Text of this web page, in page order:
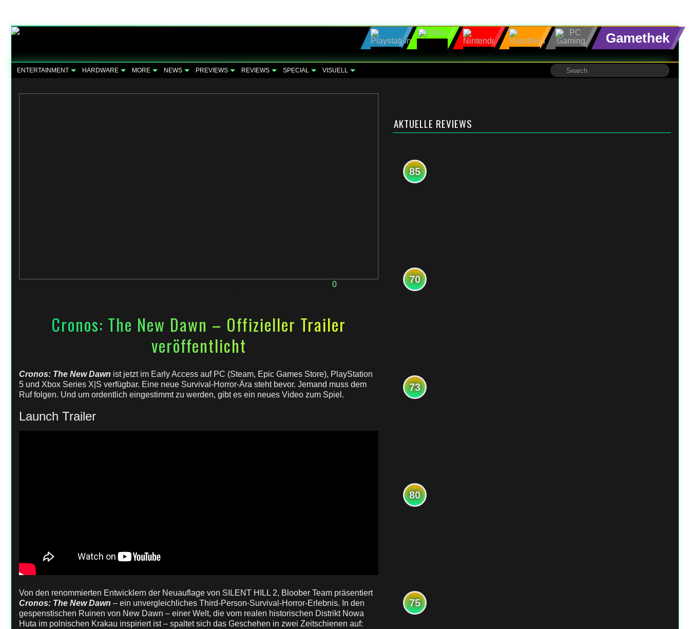
Gamethek
ENTERTAINMENT HARDWARE MORE NEWS PREVIEWS REVIEWS SPECIAL VISUELL
0
Cronos: The New Dawn – Offizieller Trailer
veröffentlicht
Cronos: The New Dawn ist jetzt im Early Access auf PC (Steam, Epic Games Store), PlayStation
5 und Xbox Series X|S verfügbar. Eine neue Survival-Horror-Ära steht bevor. Jemand muss dem
Ruf folgen. Und um ordentlich eingestimmt zu werden, gibt es ein neues Video zum Spiel.
Launch Trailer
Von den renommierten Entwicklern der Neuauflage von SILENT HILL 2, Bloober Team präsentiert
Cronos: The New Dawn – ein unvergleichliches Third-Person-Survival-Horror-Erlebnis. In den
gespenstischen Ruinen von New Dawn – einer Welt, die vom realen historischen Distrikt Nowa
Huta im polnischen Krakau inspiriert ist – spaltet sich das Geschehen in zwei Zeitschienen auf:
AKTUELLE REVIEWS
85
70
73
80
75